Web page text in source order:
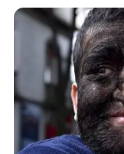
Schlösser und
Wandern
Ausflug mit der
Kinoprogramm